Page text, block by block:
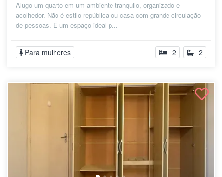
Alugo um quarto em um ambiente tranquilo, organizado e
acolhedor. Não é estilo república ou casa com grande circulação
de pessoas. É um espaço ideal p...
Para mulheres 2 2